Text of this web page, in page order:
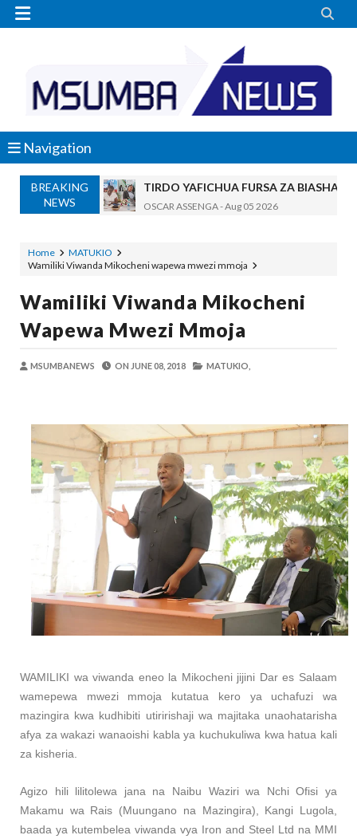
 
Navigation
BREAKING
NEWS
TIRDO YAFICHUA FURSA ZA
OSCAR ASSENGA-Aug 05 2026
BARRICK NORTH MARA YAZIDI
WAKULIMA, WAFUGAJI, WAVUVI
MSUMBA-Aug 05 2026
Zawadi-Aug 05 2026
Kila Pesa Niliyopata Ilikuwa Ikipotea
Zawadi Aug 05 2026
WAMILIKI VITUO VYA KULEA
OSCAR ASSENGA -Aug 05 2026
TARURA ARUSHA YAONGEZA KASI
MSUMBA Aug 05 2026
TANZANIA KUNUFAIKA NA SH.
OSCAR ASSENGA-Aug 05 2026
Home
MATUKIO
Wamiliki Viwanda Mikocheni wapewa mwezi mmoja
Wamiliki Viwanda Mikocheni
Wapewa Mwezi Mmoja
MSUMBANEWS ON JUNE 08, 2018 MATUKIO,
WAMILIKI wa viwanda eneo la Mikocheni jijini Dar es Salaam
wamepewa mwezi mmoja kutatua kero ya uchafuzi wa
mazingira kwa kudhibiti utiririshaji wa majitaka unaohatarisha
afya za wakazi wanaoishi kabla ya kuchukuliwa kwa hatua kali
za kisheria.
Agizo hili lilitolewa jana na Naibu Waziri wa Nchi Ofisi ya
Makamu wa Rais (Muungano na Mazingira), Kangi Lugola,
baada ya kutembelea viwanda vya Iron and Steel Ltd na MMI